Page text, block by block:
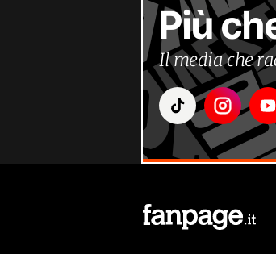
Più
Il media che